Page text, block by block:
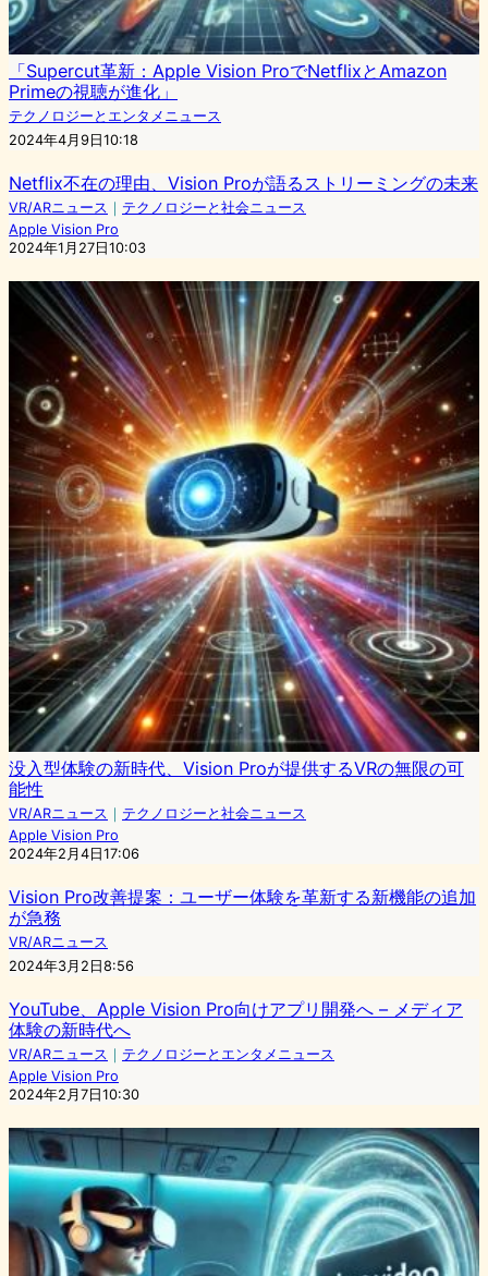
「Supercut革新：Apple Vision ProでNetflixとAmazon
Primeの視聴が進化」
テクノロジーとエンタメニュース
2024年4月9日10:18
Netflix不在の理由、Vision Proが語るストリーミングの未来
VR/ARニュース ｜ テクノロジーと社会ニュース
Apple Vision Pro
2024年1月27日10:03
没入型体験の新時代、Vision Proが提供するVRの無限の可
能性
VR/ARニュース ｜ テクノロジーと社会ニュース
Apple Vision Pro
2024年2月4日17:06
Vision Pro改善提案：ユーザー体験を革新する新機能の追加
が急務
VR/ARニュース
2024年3月2日8:56
YouTube、Apple Vision Pro向けアプリ開発へ – メディア
体験の新時代へ
VR/ARニュース ｜ テクノロジーとエンタメニュース
Apple Vision Pro
2024年2月7日10:30